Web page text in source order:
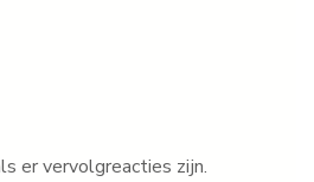
er vervolgreacties zijn.